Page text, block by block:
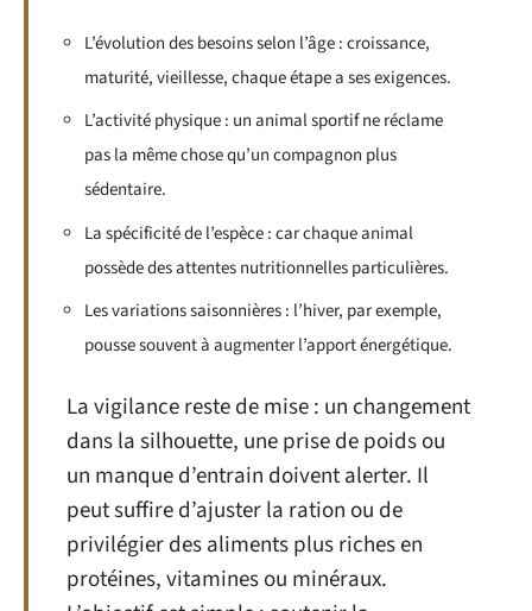
L’évolution des besoins selon l’âge : croissance,
maturité, vieillesse, chaque étape a ses exigences.
L’activité physique : un animal sportif ne réclame
pas la même chose qu’un compagnon plus
sédentaire.
La spécificité de l’espèce : car chaque animal
possède des attentes nutritionnelles particulières.
Les variations saisonnières : l’hiver, par exemple,
pousse souvent à augmenter l’apport énergétique.
La vigilance reste de mise : un changement
dans la silhouette, une prise de poids ou
un manque d’entrain doivent alerter. Il
peut suffire d’ajuster la ration ou de
privilégier des aliments plus riches en
protéines, vitamines ou minéraux.